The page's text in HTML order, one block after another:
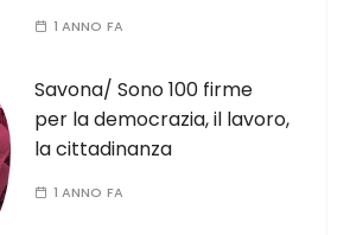
1 ANNO FA
Savona/ Sono 100 firme
per la democrazia, il lavoro,
la cittadinanza
1 ANNO FA